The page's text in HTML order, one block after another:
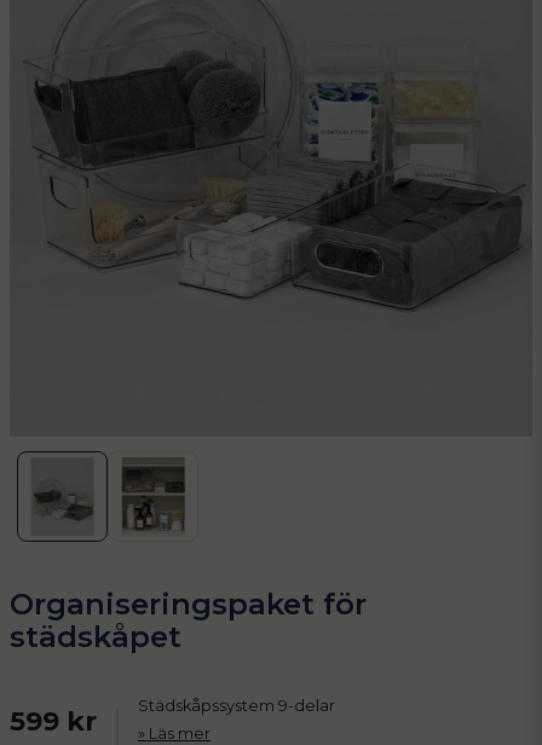
Organiseringspaket för
städskåpet
599 kr
Städskåpssystem 9-delar
Läs mer